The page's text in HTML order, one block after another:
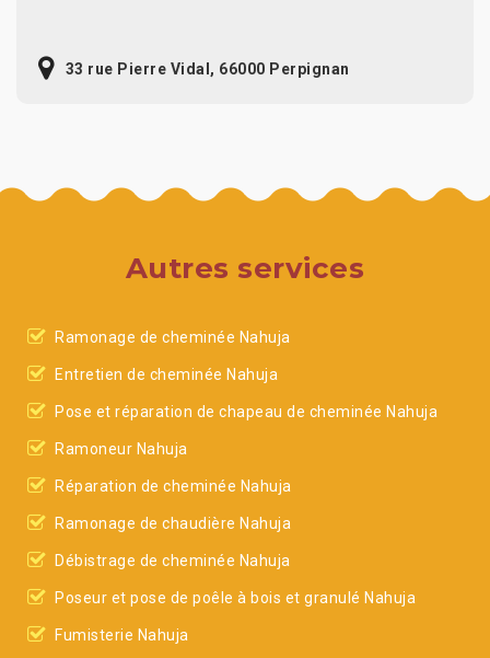
33 rue Pierre Vidal, 66000 Perpignan
Autres services
Ramonage de cheminée Nahuja
Entretien de cheminée Nahuja
Pose et réparation de chapeau de cheminée Nahuja
Ramoneur Nahuja
Réparation de cheminée Nahuja
Ramonage de chaudière Nahuja
Débistrage de cheminée Nahuja
Poseur et pose de poêle à bois et granulé Nahuja
Fumisterie Nahuja